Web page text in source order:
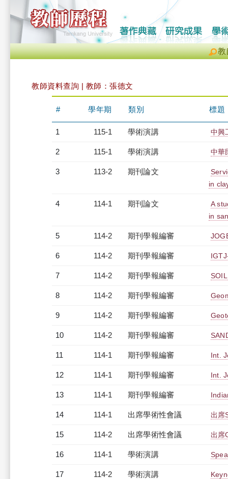
教
教師資料查詢 | 教師：張德文
# 學年期 類別 標題
1 115-1 學術演講 中興
2 115-1 學術演講 中華
3 113-2 期刊論文
in
4 114-1 期刊論文
A
in
5 114-2 期刊學報編審
6 114-2 期刊學報編審
7 114-2 期刊學報編審
8 114-2 期刊學報編審
9 114-2 期刊學報編審
10 114-2 期刊學報編審
11 114-1 期刊學報編審 Int.
12 114-1 期刊學報編審 Int.
13 114-1 期刊學報編審
14 114-1 出席學術性會議 出席
15 114-2 出席學術性會議 出席
16 114-1 學術演講
17 114-2 學術演講